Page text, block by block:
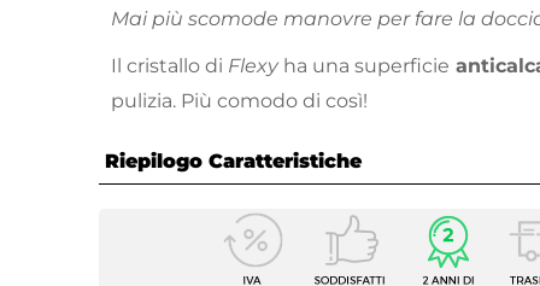
Mai più scomode manovre per fare la
Il cristallo di Flexy ha una superficie
pulizia. Più comodo di così!
Riepilogo Caratteristiche
Caratteristiche
Flexy